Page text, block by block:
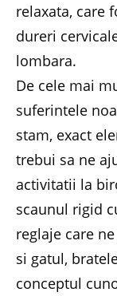
relaxata, care
dureri
lombara.
De cele mai
suferintele
stam, exact
trebui sa ne
activitatii la
scaunul rigid
reglaje care
si gatul,
conceptul